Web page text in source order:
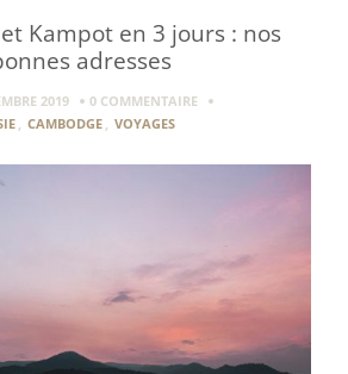
Kampot en 3 jours : nos
adresses
2019
0 COMMENTAIRE
CAMBODGE VOYAGES